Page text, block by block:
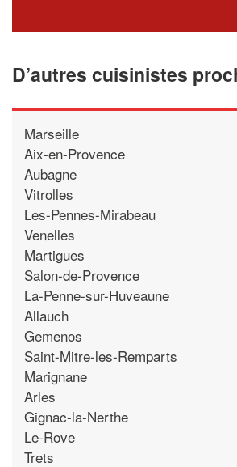
D’autres cuisinistes
Marseille
Aix-en-Provence
Aubagne
Vitrolles
Les-Pennes-Mirabeau
Venelles
Martigues
Salon-de-Provence
La-Penne-sur-Huveaune
Allauch
Gemenos
Saint-Mitre-les-Remparts
Marignane
Arles
Gignac-la-Nerthe
Le-Rove
Trets